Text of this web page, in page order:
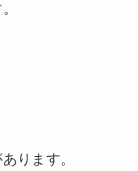
ります。